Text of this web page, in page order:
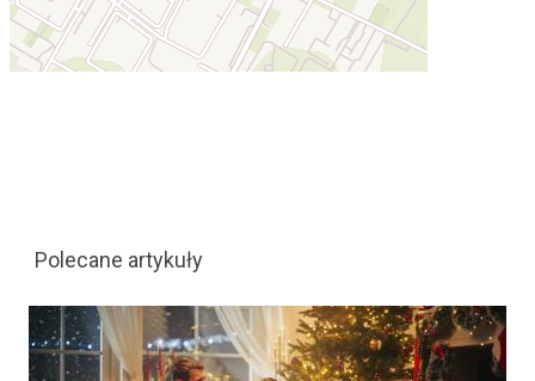
Polecane artykuły